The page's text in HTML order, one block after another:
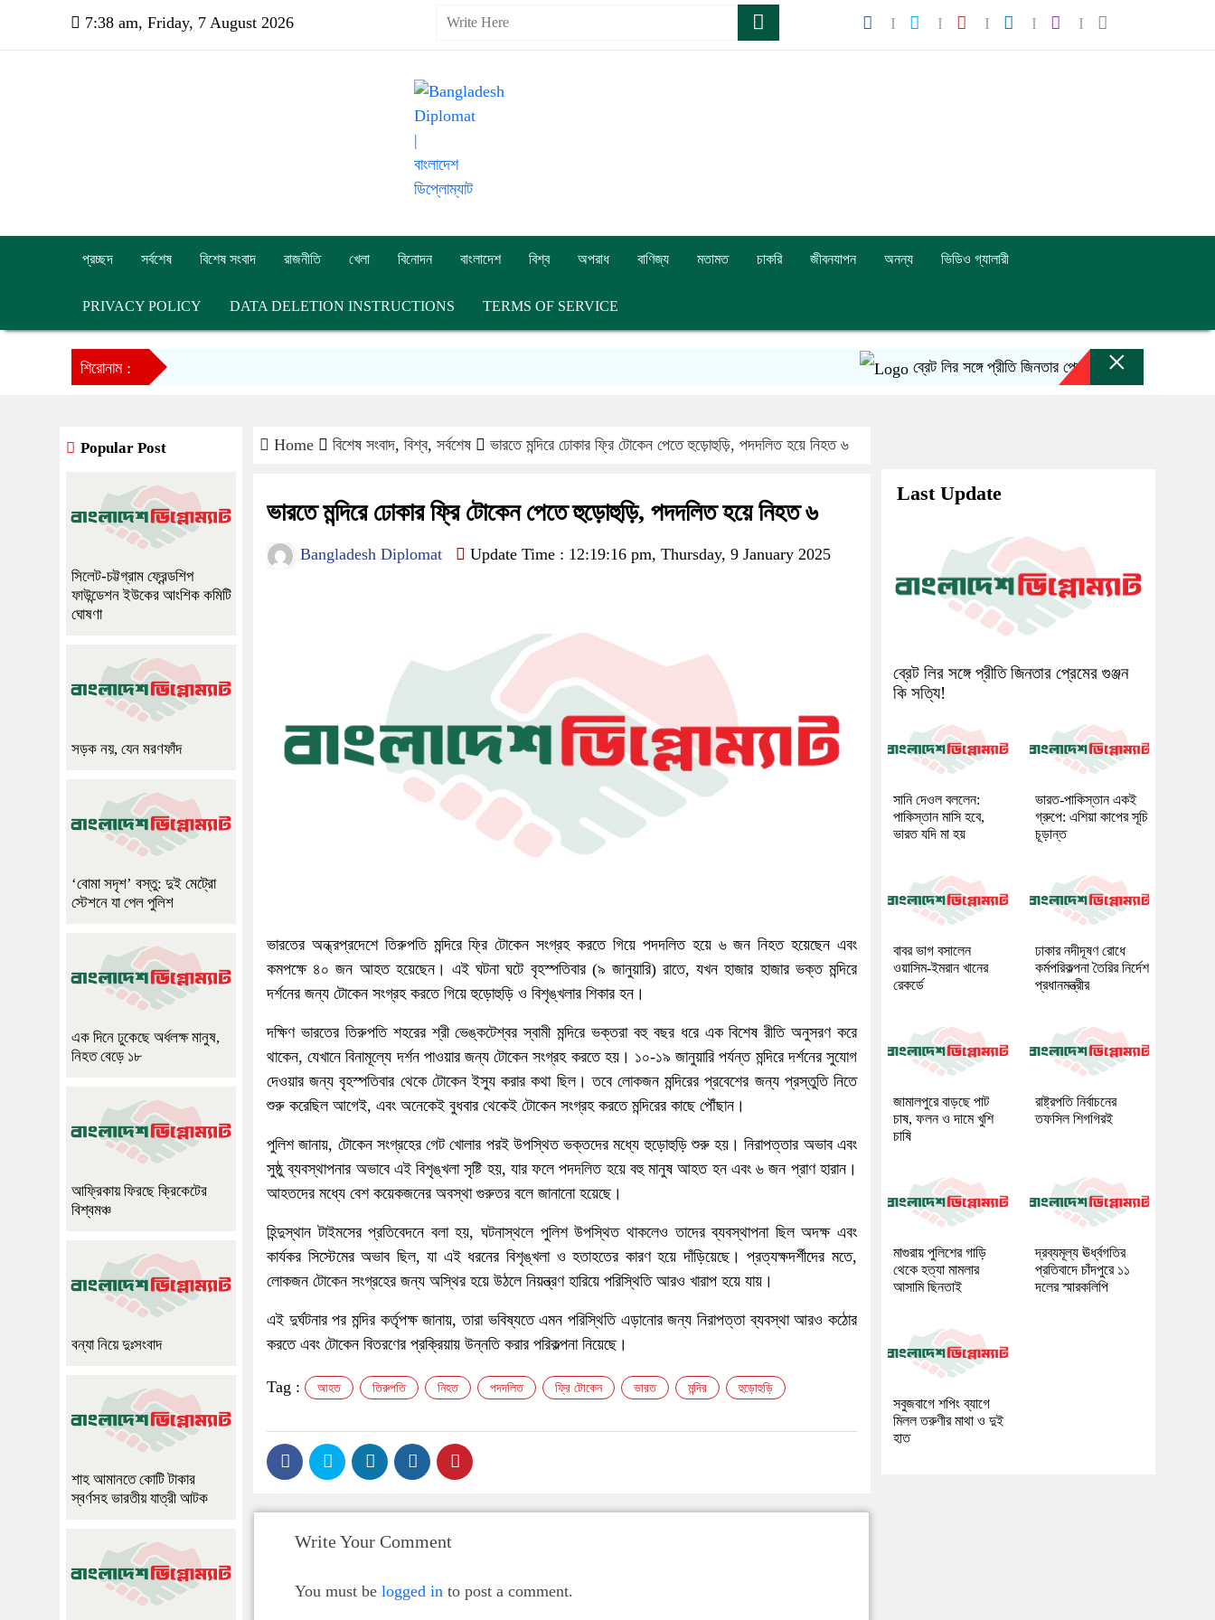
7:38 am, Friday, 7 August 2026
প্রচ্ছদ সর্বশেষ বিশেষ সংবাদ রাজনীতি খেলা বিনোদন বাংলাদেশ বিশ্ব অপরাধ বাণিজ্য মতামত চাকরি জীবনযাপন অনন্য ভিডিও গ্যালারী
PRIVACY POLICY DATA DELETION INSTRUCTIONS TERMS OF SERVICE
শিরোনাম : ব্রেট লির সঙ্গে প্রীতি জিনতার প্রেমের গুঞ্জন কি সত্যি!
×
Home বিশেষ সংবাদ, বিশ্ব, সর্বশেষ ভারতে মন্দিরে ঢোকার ফ্রি টোকেন পেতে হুড়োহুড়ি, পদদলিত হয়ে নিহত ৬
ভারতে মন্দিরে ঢোকার ফ্রি টোকেন পেতে হুড়োহুড়ি, পদদলিত হয়ে নিহত ৬
Bangladesh Diplomat Update Time : 12:19:16 pm, Thursday, 9 January 2025
ভারতের অন্ধ্রপ্রদেশে তিরুপতি মন্দিরে ফ্রি টোকেন সংগ্রহ করতে গিয়ে পদদলিত হয়ে ৬ জন নিহত হয়েছেন এবং
কমপক্ষে ৪০ জন আহত হয়েছেন। এই ঘটনা ঘটে বৃহস্পতিবার (৯ জানুয়ারি) রাতে, যখন হাজার হাজার ভক্ত মন্দিরে
দর্শনের জন্য টোকেন সংগ্রহ করতে গিয়ে হুড়োহুড়ি ও বিশৃঙ্খলার শিকার হন।
দক্ষিণ ভারতের তিরুপতি শহরের শ্রী ভেঙ্কটেশ্বর স্বামী মন্দিরে ভক্তরা বহু বছর ধরে এক বিশেষ রীতি অনুসরণ করে
থাকেন, যেখানে বিনামূল্যে দর্শন পাওয়ার জন্য টোকেন সংগ্রহ করতে হয়। ১০-১৯ জানুয়ারি পর্যন্ত মন্দিরে দর্শনের সুযোগ
দেওয়ার জন্য বৃহস্পতিবার থেকে টোকেন ইস্যু করার কথা ছিল। তবে লোকজন মন্দিরের প্রবেশের জন্য প্রস্তুতি নিতে
শুরু করেছিল আগেই, এবং অনেকেই বুধবার থেকেই টোকেন সংগ্রহ করতে মন্দিরের কাছে পৌঁছান।
পুলিশ জানায়, টোকেন সংগ্রহের গেট খোলার পরই উপস্থিত ভক্তদের মধ্যে হুড়োহুড়ি শুরু হয়। নিরাপত্তার অভাব এবং
সুষ্ঠু ব্যবস্থাপনার অভাবে এই বিশৃঙ্খলা সৃষ্টি হয়, যার ফলে পদদলিত হয়ে বহু মানুষ আহত হন এবং ৬ জন প্রাণ হারান।
আহতদের মধ্যে বেশ কয়েকজনের অবস্থা গুরুতর বলে জানানো হয়েছে।
হিন্দুস্থান টাইমসের প্রতিবেদনে বলা হয়, ঘটনাস্থলে পুলিশ উপস্থিত থাকলেও তাদের ব্যবস্থাপনা ছিল অদক্ষ এবং
কার্যকর সিস্টেমের অভাব ছিল, যা এই ধরনের বিশৃঙ্খলা ও হতাহতের কারণ হয়ে দাঁড়িয়েছে। প্রত্যক্ষদর্শীদের মতে,
লোকজন টোকেন সংগ্রহের জন্য অস্থির হয়ে উঠলে নিয়ন্ত্রণ হারিয়ে পরিস্থিতি আরও খারাপ হয়ে যায়।
এই দুর্ঘটনার পর মন্দির কর্তৃপক্ষ জানায়, তারা ভবিষ্যতে এমন পরিস্থিতি এড়ানোর জন্য নিরাপত্তা ব্যবস্থা আরও কঠোর
করতে এবং টোকেন বিতরণের প্রক্রিয়ায় উন্নতি করার পরিকল্পনা নিয়েছে।
Tag : আহত তিরুপতি নিহত পদদলিত ফ্রি টোকেন ভারত মন্দির হুড়োহুড়ি
Write Your Comment
You must be logged in to post a comment.
Popular Post
সিলেট-চট্টগ্রাম ফ্রেন্ডশিপ
ফাউন্ডেশন ইউকের আংশিক কমিটি
ঘোষণা
সড়ক নয়, যেন মরণফাঁদ
‘বোমা সদৃশ’ বস্তু: দুই মেট্রো
স্টেশনে যা পেল পুলিশ
এক দিনে ঢুকেছে অর্ধলক্ষ মানুষ,
নিহত বেড়ে ১৮
আফ্রিকায় ফিরছে ক্রিকেটের
বিশ্বমঞ্চ
বন্যা নিয়ে দুঃসংবাদ
শাহ আমানতে কোটি টাকার
স্বর্ণসহ ভারতীয় যাত্রী আটক
Last Update
ব্রেট লির সঙ্গে প্রীতি জিনতার প্রেমের গুঞ্জন
কি সত্যি!
সানি দেওল বললেন:
পাকিস্তান মাসি হবে,
ভারত যদি মা হয়
ভারত-পাকিস্তান একই
গ্রুপে: এশিয়া কাপের সূচি
চূড়ান্ত
বাবর ভাগ বসালেন
ওয়াসিম-ইমরান খানের
রেকর্ডে
ঢাকার নদীদূষণ রোধে
কর্মপরিকল্পনা তৈরির নির্দেশ
প্রধানমন্ত্রীর
জামালপুরে বাড়ছে পাট
চাষ, ফলন ও দামে খুশি
চাষি
রাষ্ট্রপতি নির্বাচনের
তফসিল শিগগিরই
মাগুরায় পুলিশের গাড়ি
থেকে হত্যা মামলার
আসামি ছিনতাই
দ্রব্যমূল্য ঊর্ধ্বগতির
প্রতিবাদে চাঁদপুরে ১১
দলের স্মারকলিপি
সবুজবাগে শপিং ব্যাগে
মিলল তরুণীর মাথা ও দুই
হাত